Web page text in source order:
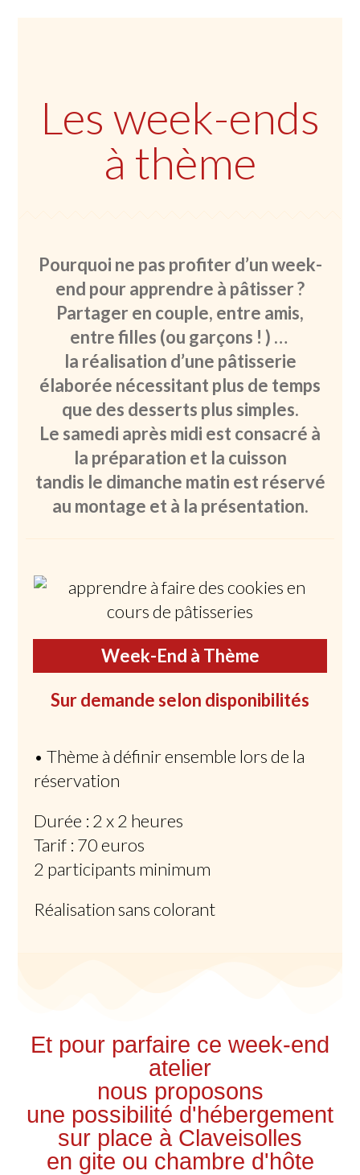
Les week-ends
à thème
Pourquoi ne pas profiter d’un week-
end pour apprendre à pâtisser ?
Partager en couple, entre amis,
entre filles (ou garçons ! ) …
la réalisation d’une pâtisserie
élaborée nécessitant plus de temps
que des desserts plus simples.
Le samedi après midi est consacré à
la préparation et la cuisson
tandis le dimanche matin est réservé
au montage et à la présentation.
Week-End à Thème
Sur demande selon disponibilités
• Thème à définir ensemble lors de la
réservation
Durée : 2 x 2 heures
Tarif : 70 euros
2 participants minimum
Réalisation sans colorant
Et pour parfaire ce week-end
atelier
nous proposons
une possibilité d'hébergement
sur place à Claveisolles
en gite ou chambre d'hôte